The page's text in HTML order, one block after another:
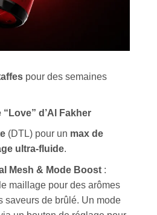
pour des semaines
d’Al Fakher
(DTL) pour un max de
ultra-fluide.
Mesh & Mode Boost:
maillage pour des arômes
saveurs de brûlé. Un mode